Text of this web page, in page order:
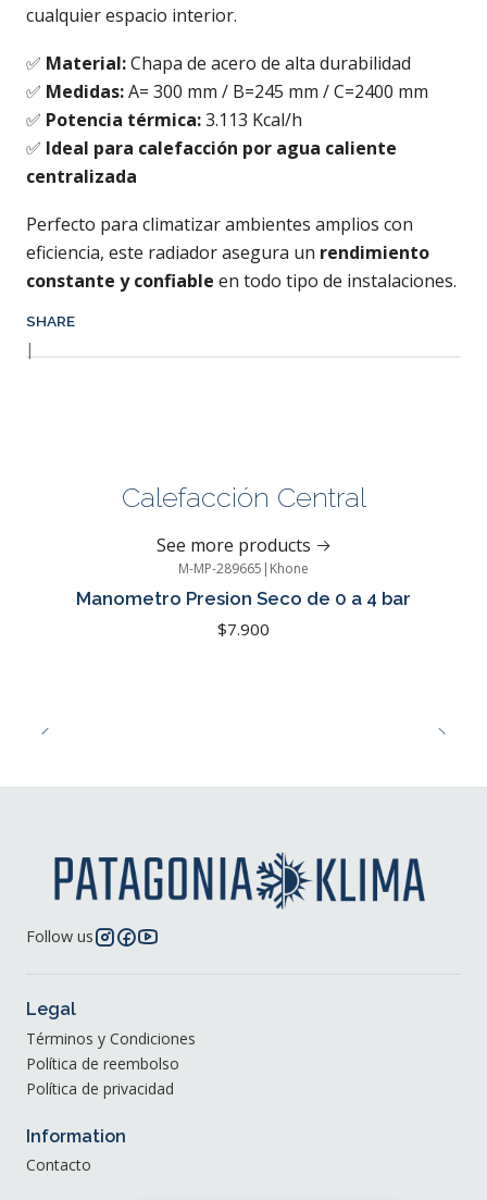
cualquier espacio interior.
✅ Material:Chapa de acero de alta durabilidad
✅ Medidas:A= 300 mm / B=245 mm / C=2400 mm
✅ Potencia térmica:3.113 Kcal/h
✅ Ideal para calefacción por agua caliente
centralizada
Perfecto para climatizar ambientes amplios con
eficiencia, este radiador asegura un rendimiento
constante y confiable en todo tipo de instalaciones.
SHARE
|
Calefacción Central
See more products
M-MP-289665 | Khone
Manometro Presion Seco de 0 a 4 bar
$7.900
Follow us
Legal
Términos y Condiciones
Política de reembolso
Política de privacidad
Information
Contacto